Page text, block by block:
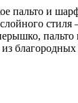
пальто и